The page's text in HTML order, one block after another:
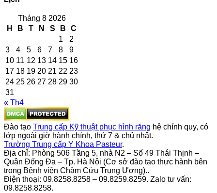
Tháng 8 2026
H
B T N S B
C
1
2
3
4 5 6 7 8
9
10 11 12 13 14 15 16
17 18 19 20 21 22 23
24 25 26 27 28 29 30
31
« Th4
Đào tạo Trung cấp Kỹ thuật phục hình răng hệ chính quy, có
lớp ngoài giờ hành chính, thứ 7 & chủ nhật.
Trường Trung cấp Y Khoa Pasteur.
Địa chỉ: Phòng 506 Tầng 5, nhà N2 – Số 49 Thái Thịnh –
Quận Đống Đa – Tp. Hà Nội (Cơ sở đào tạo thực hành bên
trong Bệnh viện Châm Cứu Trung Ương)..
Điện thoại: 09.8258.8258 – 09.8259.8259. Zalo tư vấn:
09.8258.8258.